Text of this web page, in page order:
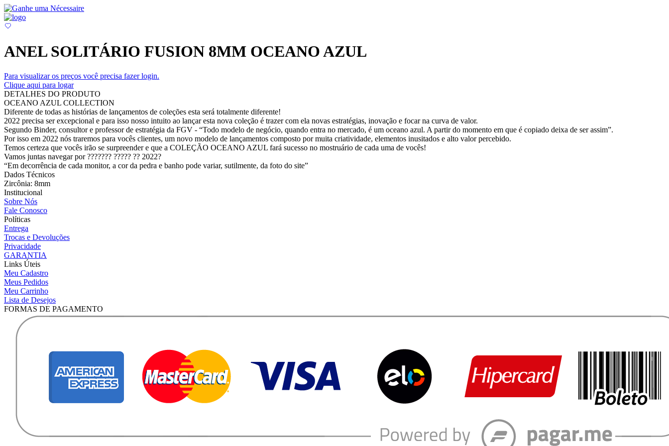
ANEL SOLITÁRIO FUSION 8MM OCEANO AZUL
Para visualizar os preços você precisa fazer login.
Clique aqui para logar
DETALHES DO PRODUTO
OCEANO AZUL COLLECTION
Diferente de todas as histórias de lançamentos de coleções esta será totalmente diferente!
2022 precisa ser excepcional e para isso nosso intuito ao lançar esta nova coleção é trazer com ela novas estratégias, inovação e focar na curva de valor.
Segundo Binder, consultor e professor de estratégia da FGV - “Todo modelo de negócio, quando entra no mercado, é um oceano azul. A partir do momento em que é copiado deixa de ser assim”.
Por isso em 2022 nós traremos para vocês clientes, um novo modelo de lançamentos composto por muita criatividade, elementos inusitados e alto valor percebido.
Temos certeza que vocês irão se surpreender e que a COLEÇÃO OCEANO AZUL fará sucesso no mostruário de cada uma de vocês!
Vamos juntas navegar por ??????? ????? ?? 2022?
“Em decorrência de cada monitor, a cor da pedra e banho pode variar, sutilmente, da foto do site”
Dados Técnicos
Zircônia: 8mm
Institucional
Sobre Nós
Fale Conosco
Políticas
Entrega
Trocas e Devoluções
Privacidade
GARANTIA
Links Úteis
Meu Cadastro
Meus Pedidos
Meu Carrinho
Lista de Desejos
FORMAS DE PAGAMENTO